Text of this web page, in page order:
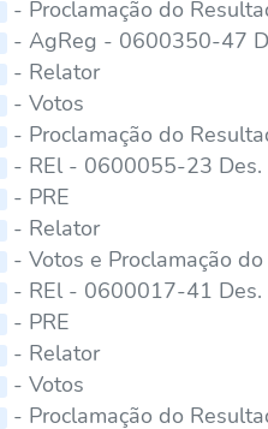
- Proclamação do
- AgReg - 0600350-47
- Relator
- Votos
- Proclamação do
- REl - 0600055-23
- PRE
- Relator
- Votos e Proclamação
- REl - 0600017-41 Des.
- PRE
- Relator
- Votos
- Proclamação do